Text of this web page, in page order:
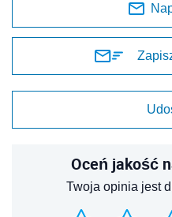
Oceń jakość
Twoja opinia jest